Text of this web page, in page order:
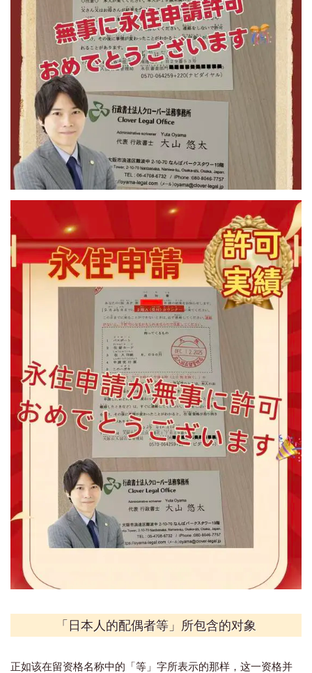
「日本人的配偶者等」所包含的对象
正如该在留资格名称中的「等」字所表示的那样，这一资格并